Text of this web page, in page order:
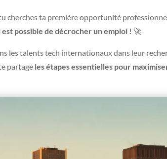
cherches ta première opportunité
possible de décrocher un emploi ! 🚀
les talents tech internationaux dans leur
partage les étapes essentielles pour